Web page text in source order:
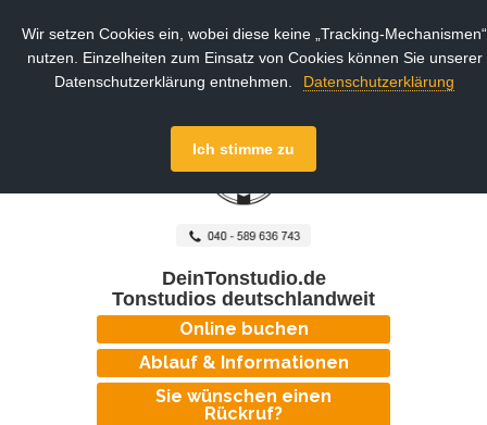
Wir setzen Cookies ein, wobei diese keine „Tracking-Mechanismen“
nutzen. Einzelheiten zum Einsatz von Cookies können Sie unserer
Datenschutzerklärung entnehmen.
Datenschutzerklärung
Ich stimme zu
DeinTonstudio.de
Tonstudios deutschlandweit
Online buchen
Ablauf & Informationen
Sie wünschen einen
Rückruf?